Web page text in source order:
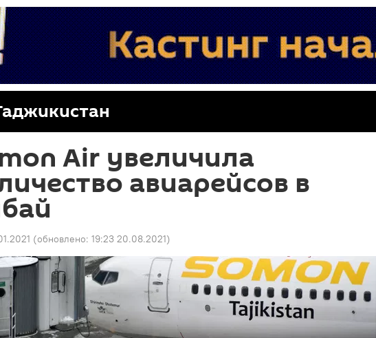
Air увеличила
авиарейсов в
(обновлено: 19:23 20.08.2021)